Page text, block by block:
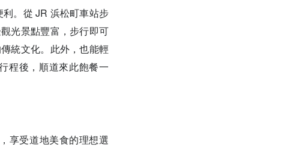
。從 JR 浜松町車站步
光景點豐富，步行即可
統文化。此外，也能輕
程後，順道來此飽餐一
享受道地美食的理想選